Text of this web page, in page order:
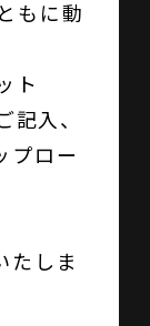
もに動
ト
入、
プロー
しま